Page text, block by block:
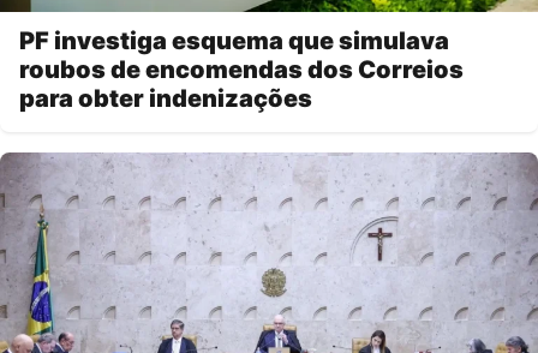
PF investiga esquema que simulava
roubos de encomendas dos Correios
para obter indenizações